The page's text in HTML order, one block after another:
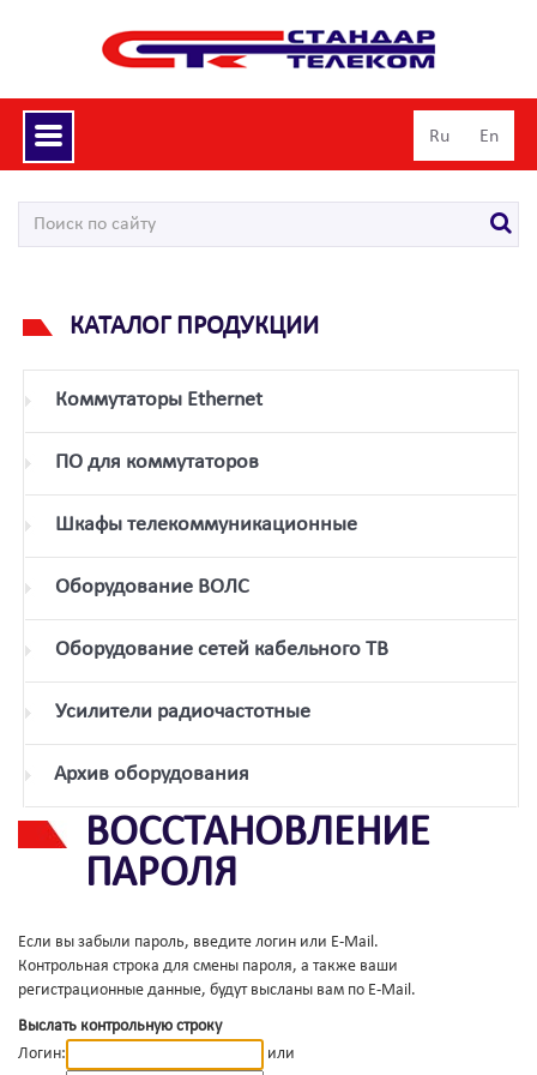
Toggle
navigation
Ru En
КАТАЛОГ ПРОДУКЦИИ
Коммутаторы Ethernet
ПО для коммутаторов
Шкафы телекоммуникационные
Оборудование ВОЛС
Оборудование сетей кабельного ТВ
Усилители радиочастотные
Архив оборудования
ВОССТАНОВЛЕНИЕ
ПАРОЛЯ
Если вы забыли пароль, введите логин или E-Mail.
Контрольная строка для смены пароля, а также ваши
регистрационные данные, будут высланы вам по E-Mail.
Выслать контрольную строку
Логин:
или